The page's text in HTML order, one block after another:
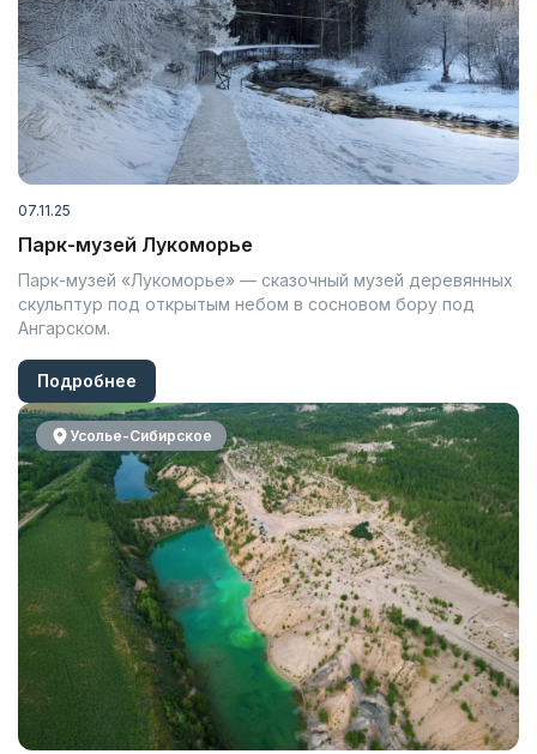
07.11.25
Парк-музей Лукоморье
Парк-музей «Лукоморье» — сказочный музей деревянных
скульптур под открытым небом в сосновом бору под
Ангарском.
Подробнее
Усолье-Сибирское